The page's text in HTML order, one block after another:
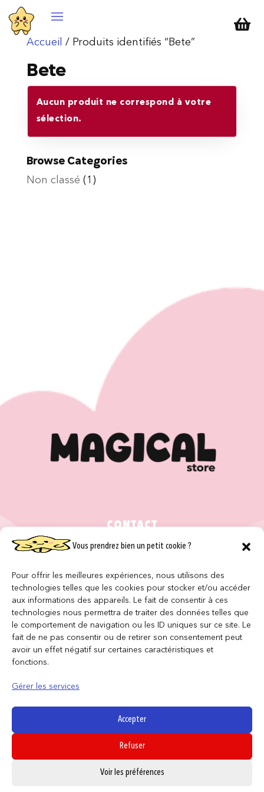
Vous prendrez bien un petit cookie ?
Pour offrir les meilleures expériences, nous utilisons des
technologies telles que les cookies pour stocker et/ou accéder
aux informations des appareils. Le fait de consentir à ces
technologies nous permettra de traiter des données telles que
le comportement de navigation ou les ID uniques sur ce site. Le
fait de ne pas consentir ou de retirer son consentement peut
avoir un effet négatif sur certaines caractéristiques et
fonctions.
Gérer les services
Accepter
Refuser
Voir les préférences

Accueil / Produits identifiés “Bete”
Bete
Aucun produit ne correspond à votre
sélection.
Browse Categories
Non classé (1)
CONTACT
NOS MAGASINS
QUI SOMMES NOUS ?
NOUS REJOINDRE
F.A.Q
Politique de confidentialité
Politique de cookies
Mentions légales
SUIVEZ NOUS